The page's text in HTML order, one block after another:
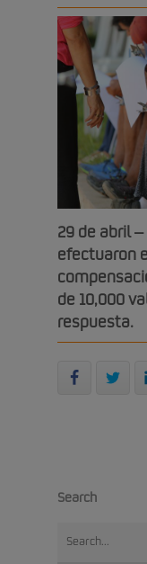
29 de abril
efectuaron
de 10,000
respuesta.
Search